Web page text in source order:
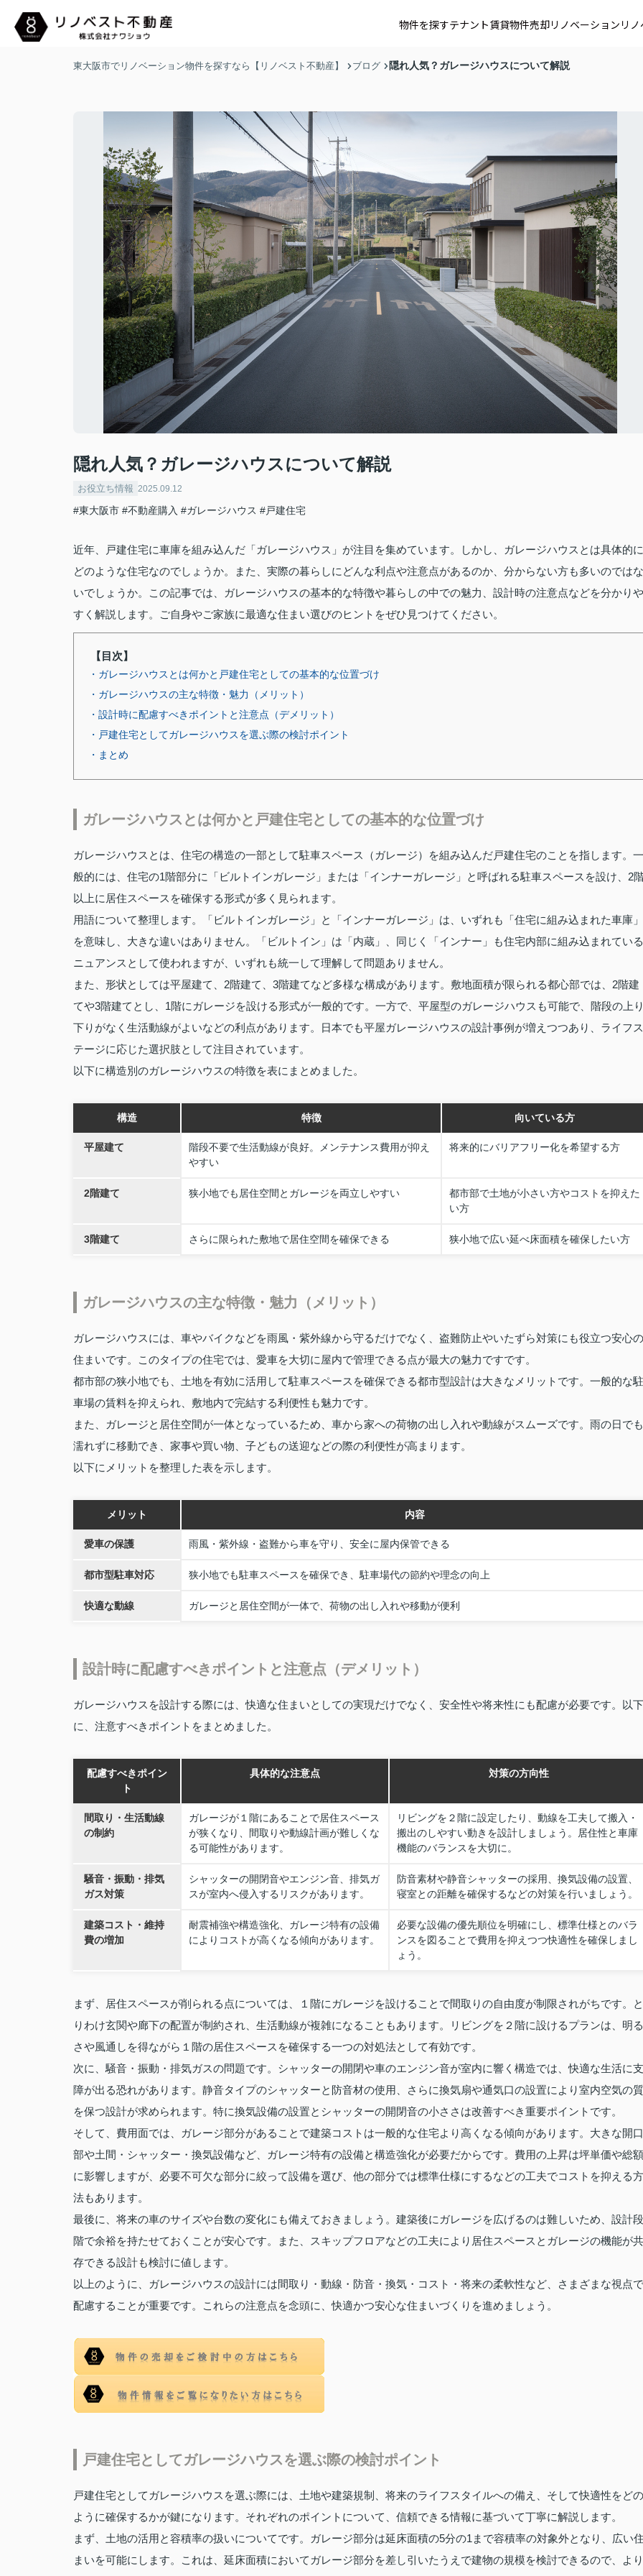
物件を探すテナント賃貸物件売却リノベーション リ
東大阪市でリノベーション物件を探すなら【リノベスト不動産】 ブログ 隠れ人気？ガレージハウスについて解説
隠れ人気？ガレージハウスについて解説
お役立ち情報 2025.09.12
#東大阪市 #不動産購入 #ガレージハウス #戸建住宅
近年、戸建住宅に車庫を組み込んだ「ガレージハウス」が注目を集めています。しかし、ガレージハウスとは具体的に
どのような住宅なのでしょうか。また、実際の暮らしにどんな利点や注意点があるのか、分からない方も多いのではな
いでしょうか。この記事では、ガレージハウスの基本的な特徴や暮らしの中での魅力、設計時の注意点などを分かりや
すく解説します。ご自身やご家族に最適な住まい選びのヒントをぜひ見つけてください。
【目次】
・ガレージハウスとは何かと戸建住宅としての基本的な位置づけ
・ガレージハウスの主な特徴・魅力（メリット）
・設計時に配慮すべきポイントと注意点（デメリット）
・戸建住宅としてガレージハウスを選ぶ際の検討ポイント
・まとめ
ガレージハウスとは何かと戸建住宅としての基本的な位置づけ
ガレージハウスとは、住宅の構造の一部として駐車スペース（ガレージ）を組み込んだ戸建住宅のことを指します。一
般的には、住宅の1階部分に「ビルトインガレージ」または「インナーガレージ」と呼ばれる駐車スペースを設け、2
以上に居住スペースを確保する形式が多く見られます。
用語について整理します。「ビルトインガレージ」と「インナーガレージ」は、いずれも「住宅に組み込まれた車庫」
を意味し、大きな違いはありません。「ビルトイン」は「内蔵」、同じく「インナー」も住宅内部に組み込まれている
ニュアンスとして使われますが、いずれも統一して理解して問題ありません。
また、形状としては平屋建て、2階建て、3階建てなど多様な構成があります。敷地面積が限られる都心部では、2階建
てや3階建てとし、1階にガレージを設ける形式が一般的です。一方で、平屋型のガレージハウスも可能で、階段の上
下りがなく生活動線がよいなどの利点があります。日本でも平屋ガレージハウスの設計事例が増えつつあり、ライフス
テージに応じた選択肢として注目されています。
以下に構造別のガレージハウスの特徴を表にまとめました。
構造 特徴 向いている方
平屋建て
階段不要で生活動線が良好。メンテナンス費用が抑え
やすい
将来的にバリアフリー化を希望する方
2階建て 狭小地でも居住空間とガレージを両立しやすい
都市部で土地が小さい方やコストを抑えた
い方
3階建て さらに限られた敷地で居住空間を確保できる 狭小地で広い延べ床面積を確保したい方
ガレージハウスの主な特徴・魅力（メリット）
ガレージハウスには、車やバイクなどを雨風・紫外線から守るだけでなく、盗難防止やいたずら対策にも役立つ安心の
住まいです。このタイプの住宅では、愛車を大切に屋内で管理できる点が最大の魅力ですです。
都市部の狭小地でも、土地を有効に活用して駐車スペースを確保できる都市型設計は大きなメリットです。一般的な駐
車場の賃料を抑えられ、敷地内で完結する利便性も魅力です。
また、ガレージと居住空間が一体となっているため、車から家への荷物の出し入れや動線がスムーズです。雨の日でも
濡れずに移動でき、家事や買い物、子どもの送迎などの際の利便性が高まります。
以下にメリットを整理した表を示します。
メリット 内容
愛車の保護 雨風・紫外線・盗難から車を守り、安全に屋内保管できる
都市型駐車対応 狭小地でも駐車スペースを確保でき、駐車場代の節約や理念の向上
快適な動線 ガレージと居住空間が一体で、荷物の出し入れや移動が便利
設計時に配慮すべきポイントと注意点（デメリット）
ガレージハウスを設計する際には、快適な住まいとしての実現だけでなく、安全性や将来性にも配慮が必要です。以下
に、注意すべきポイントをまとめました。
配慮すべきポイン
ト
具体的な注意点 対策の方向性
間取り・生活動線
の制約
ガレージが１階にあることで居住スペース
が狭くなり、間取りや動線計画が難しくな
る可能性があります。
リビングを２階に設定したり、動線を工夫して搬入・
搬出のしやすい動きを設計しましょう。居住性と車庫
機能のバランスを大切に。
騒音・振動・排気
ガス対策
シャッターの開閉音やエンジン音、排気ガ
スが室内へ侵入するリスクがあります。
防音素材や静音シャッターの採用、換気設備の設置、
寝室との距離を確保するなどの対策を行いましょう。
建築コスト・維持
費の増加
耐震補強や構造強化、ガレージ特有の設備
によりコストが高くなる傾向があります。
必要な設備の優先順位を明確にし、標準仕様とのバラ
ンスを図ることで費用を抑えつつ快適性を確保しまし
ょう。
まず、居住スペースが削られる点については、１階にガレージを設けることで間取りの自由度が制限されがちです。と
りわけ玄関や廊下の配置が制約され、生活動線が複雑になることもあります。リビングを２階に設けるプランは、明る
さや風通しを得ながら１階の居住スペースを確保する一つの対処法として有効です。
次に、騒音・振動・排気ガスの問題です。シャッターの開閉や車のエンジン音が室内に響く構造では、快適な生活に支
障が出る恐れがあります。静音タイプのシャッターと防音材の使用、さらに換気扇や通気口の設置により室内空気の質
を保つ設計が求められます。特に換気設備の設置とシャッターの開閉音の小ささは改善すべき重要ポイントです。
そして、費用面では、ガレージ部分があることで建築コストは一般的な住宅より高くなる傾向があります。大きな開口
部や土間・シャッター・換気設備など、ガレージ特有の設備と構造強化が必要だからです。費用の上昇は坪単価や総額
に影響しますが、必要不可欠な部分に絞って設備を選び、他の部分では標準仕様にするなどの工夫でコストを抑える方
法もあります。
最後に、将来の車のサイズや台数の変化にも備えておきましょう。建築後にガレージを広げるのは難しいため、設計段
階で余裕を持たせておくことが安心です。また、スキップフロアなどの工夫により居住スペースとガレージの機能が共
存できる設計も検討に値します。
以上のように、ガレージハウスの設計には間取り・動線・防音・換気・コスト・将来の柔軟性など、さまざまな視点で
配慮することが重要です。これらの注意点を念頭に、快適かつ安心な住まいづくりを進めましょう。
戸建住宅としてガレージハウスを選ぶ際の検討ポイント
戸建住宅としてガレージハウスを選ぶ際には、土地や建築規制、将来のライフスタイルへの備え、そして快適性をどの
ように確保するかが鍵になります。それぞれのポイントについて、信頼できる情報に基づいて丁寧に解説します。
まず、土地の活用と容積率の扱いについてです。ガレージ部分は延床面積の5分の1まで容積率の対象外となり、広い
まいを可能にします。これは、延床面積においてガレージ部分を差し引いたうえで建物の規模を検討できるので、より